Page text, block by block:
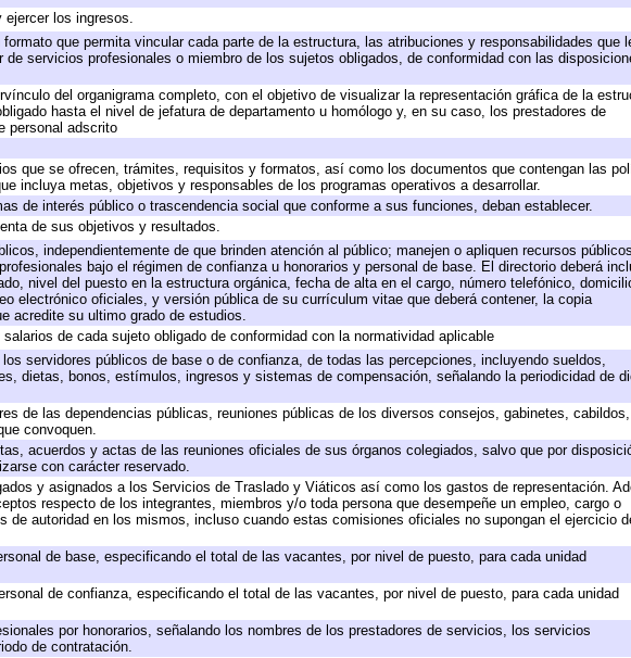
ejercer los ingresos.
que permita vincular cada parte de la estructura, las atribuciones y responsabilidades que
servicios profesionales o miembro de los sujetos obligados, de conformidad con las
del organigrama completo, con el objetivo de visualizar la representación gráfica de la
hasta el nivel de jefatura de departamento u homólogo y, en su caso, los prestadores de
personal adscrito
que se ofrecen, trámites, requisitos y formatos, así como los documentos que contengan las
incluya metas, objetivos y responsables de los programas operativos a desarrollar.
de interés público o trascendencia social que conforme a sus funciones, deban establecer.
de sus objetivos y resultados.
independientemente de que brinden atención al público; manejen o apliquen recursos
bajo el régimen de confianza u honorarios y personal de base. El directorio deberá
nivel del puesto en la estructura orgánica, fecha de alta en el cargo, número telefónico,
electrónico oficiales, y versión pública de su currículum vitae que deberá contener, la copia
acredite su ultimo grado de estudios.
de cada sujeto obligado de conformidad con la normatividad aplicable
servidores públicos de base o de confianza, de todas las percepciones, incluyendo sueldos,
dietas, bonos, estímulos, ingresos y sistemas de compensación, señalando la periodicidad de
de las dependencias públicas, reuniones públicas de los diversos consejos, gabinetes, cabildos,
convoquen.
acuerdos y actas de las reuniones oficiales de sus órganos colegiados, salvo que por
con carácter reservado.
y asignados a los Servicios de Traslado y Viáticos así como los gastos de representación.
respecto de los integrantes, miembros y/o toda persona que desempeñe un empleo, cargo o
de autoridad en los mismos, incluso cuando estas comisiones oficiales no supongan el ejercicio
de base, especificando el total de las vacantes, por nivel de puesto, para cada unidad
de confianza, especificando el total de las vacantes, por nivel de puesto, para cada unidad
por honorarios, señalando los nombres de los prestadores de servicios, los servicios
de contratación.